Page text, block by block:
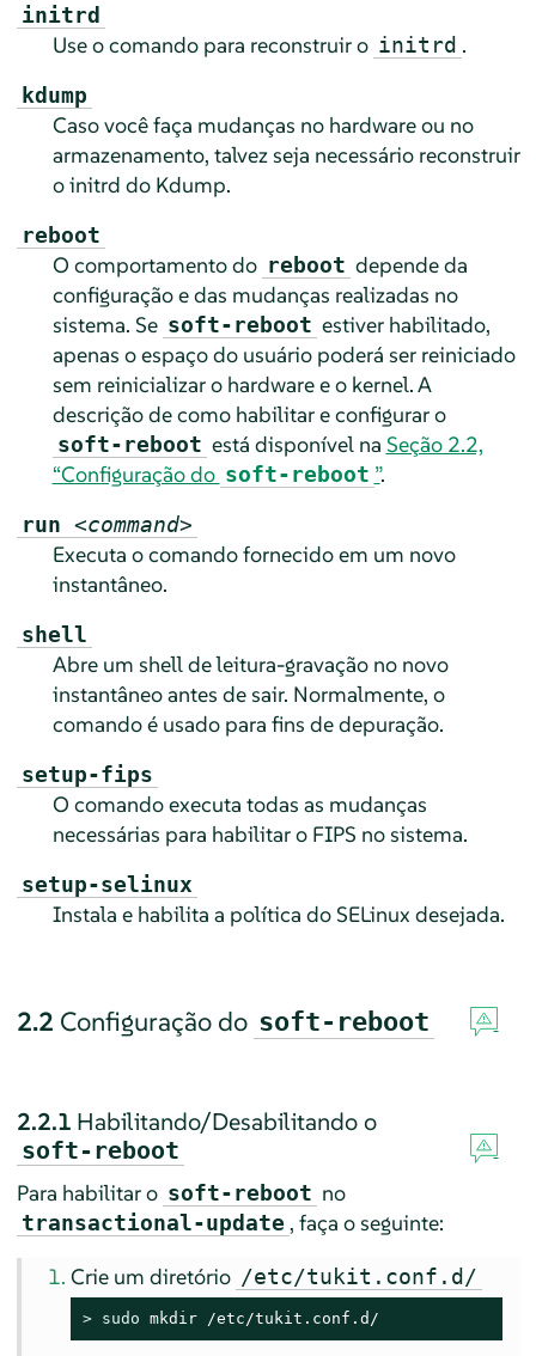
initrd
Use o comando para reconstruir o initrd .
kdump
Caso você faça mudanças no hardware ou no
armazenamento, talvez seja necessário reconstruir
o initrd do Kdump.
reboot
O comportamento do reboot depende da
configuração e das mudanças realizadas no
sistema. Se soft-reboot estiver habilitado,
apenas o espaço do usuário poderá ser reiniciado
sem reinicializar o hardware e o kernel. A
descrição de como habilitar e configurar o
soft-reboot está disponível na Seção 2.2,
“Configuração do soft-reboot ”.
run <command>
Executa o comando fornecido em um novo
instantâneo.
shell
Abre um shell de leitura-gravação no novo
instantâneo antes de sair. Normalmente, o
comando é usado para fins de depuração.
setup-fips
O comando executa todas as mudanças
necessárias para habilitar o FIPS no sistema.
setup-selinux
Instala e habilita a política do SELinux desejada.
2.2 Configuração do soft-reboot
2.2.1 Habilitando/Desabilitando o
soft-reboot
Para habilitar o soft-reboot no
transactional-update , faça o seguinte:
Crie um diretório /etc/tukit.conf.d/
> sudo mkdir /etc/tukit.conf.d/